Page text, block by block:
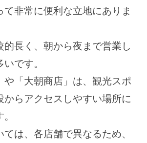
非常に便利な立地にありま
的長く、朝から夜まで営業し
です。
や「大朝商店」は、観光スポ
からアクセスしやすい場所に
は、各店舗で異なるため、